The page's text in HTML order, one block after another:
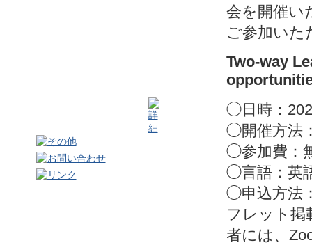
会を 開催い
ご参加いた
Two-way
◯日時：
◯開催方法
◯参加費：
◯言語：英
◯申込方法
フレット掲
者には、